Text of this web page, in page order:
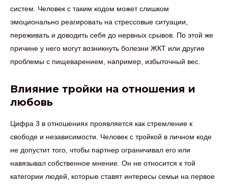
систем. Человек с таким кодом может слишком
эмоционально реагировать на стрессовые ситуации,
переживать и доводить себя до нервных срывов. По этой же
причине у него могут возникнуть болезни ЖКТ или другие
проблемы с пищеварением, например, избыточный вес.
Влияние тройки на отношения и
любовь
Цифра 3 в отношениях проявляется как стремление к
свободе и независимости. Человек с тройкой в личном коде
не допустит того, чтобы партнер ограничивал его или
навязывал собственное мнение. Он не относится к той
категории людей, которые ставят интересы семьи на первое